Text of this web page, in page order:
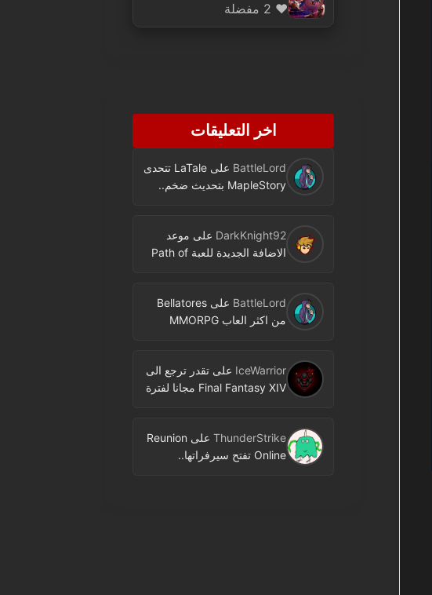
❤️ 2 مفضلة
اخر التعليقات
BattleLord على
LaTale تتحدى
MapleStory بتحديث ضخم..
DarkKnight92 على موعد
الاضافة الجديدة للعبة Path of
BattleLord علىBellatores
من اكثر العاب MMORPG
النشر
IceWarrior علىتقدر ترجع الى
Final Fantasy XIV مجانا لفترة
ThunderStrike على Reunion
Online تفتح سيرفراتها..